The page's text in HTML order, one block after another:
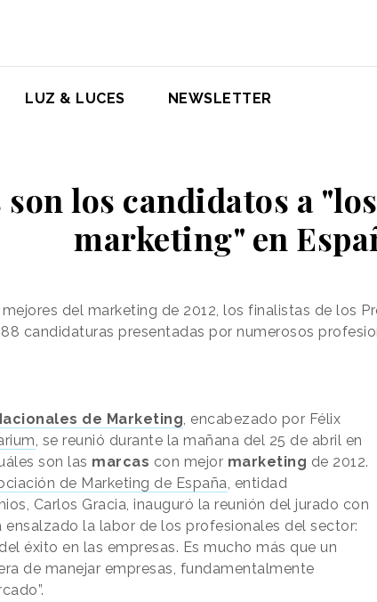
LUZ & LUCES NEWSLETTER
son los candidatos a
marketing" en
del marketing de 2012, los finalistas de los
candidaturas presentadas por numerosos
de Marketing , encabezado por Félix
, se reunió durante la mañana del 25 de abril en
son las marcas con mejor marketing de 2012.
de Marketing de España , entidad
Carlos Gracia, inauguró la reunión del jurado con
ensalzado la labor de los profesionales del sector:
éxito en las empresas. Es mucho más que un
de manejar empresas, fundamentalmente